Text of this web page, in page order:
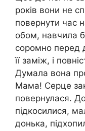
років вони не
повернути час
обом, навчила б
соромно перед
її заміж, і
Думала вона
Мама! Серце
повернулася.
підкосилися,
донька,